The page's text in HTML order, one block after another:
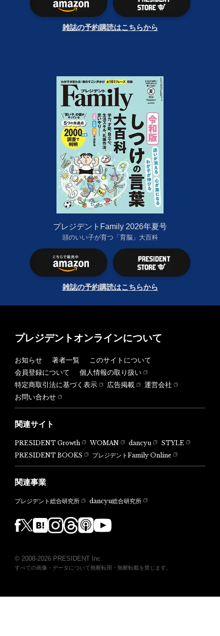
雑誌の予約購読はこちらから
プレジデントFamily 2026年夏号
頭のいい子が育つ「育脳」大百科
雑誌の予約購読はこちらから
プレジデントオンラインについて
お知らせ 著者一覧
このサイトについて
会員登録について
個人情報の取り扱い
特定商取引法に基づく表示
広告掲載
運営会社
お問い合わせ
関連サイト
PRESIDENT Growth WOMAN dancyu
STYLE
PRESIDENT BOOKS
プレジデントFamily Online
関連事業
プレジデント総合研究所 dancyu総合研究所
© 2008-2026 PRESIDENT Inc.
すべての画像・データについて無断転用・無断転載を禁じます。